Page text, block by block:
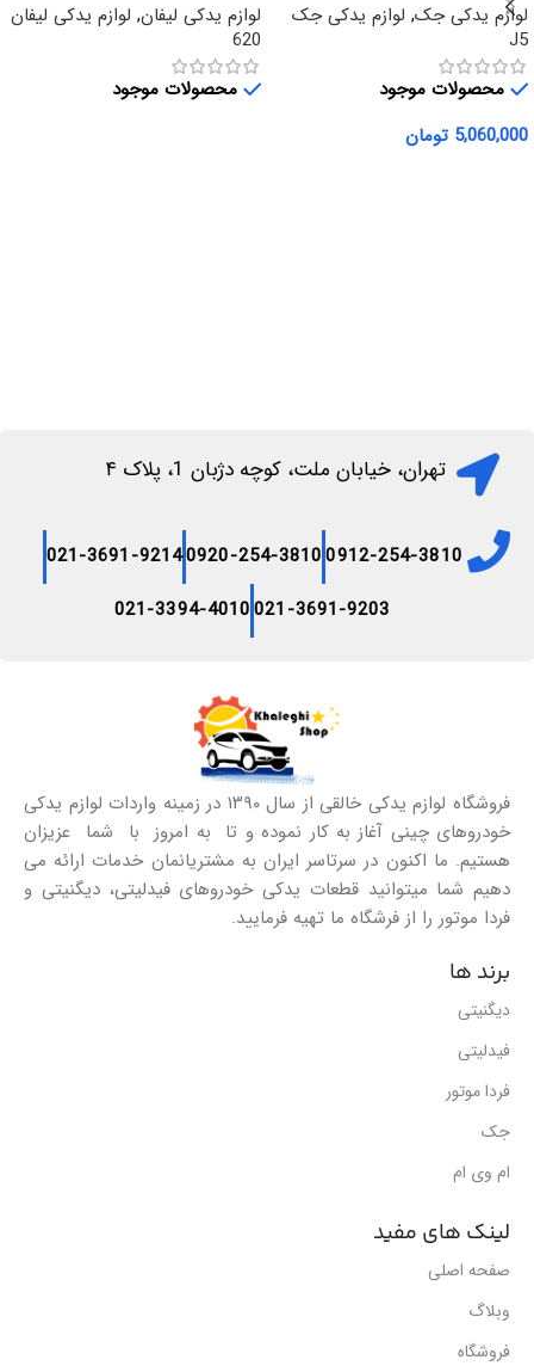
لوازم یدکی جک, لوازم یدکی جک
J5
محصولات موجود
5,060,000 تومان
لوازم یدکی لیفان, لوازم یدکی لیفان
620
محصولات موجود
تهران، خیابان ملت، کوچه دژبان 1، پلاک ۴
0912-254-3810
0920-254-3810
021-3691-9214
021-3691-9203
021-3394-4010
فروشگاه لوازم یدکی خالقی از سال ۱۳۹۰ در زمینه واردات لوازم یدکی
خودروهای چینی آغاز به کار نموده و تا به امروز با شما عزیزان
هستیم. ما اکنون در سرتاسر ایران به مشتریانمان خدمات ارائه می
دهیم شما میتوانید قطعات یدکی خودروهای فیدلیتی، دیگنیتی و
فردا موتور را از فرشگاه ما تهیه فرمایید.
برند ها
دیگنیتی
فیدلیتی
فردا موتور
جک
ام وی ام
لینک های مفید
صفحه اصلی
وبلاگ
فروشگاه